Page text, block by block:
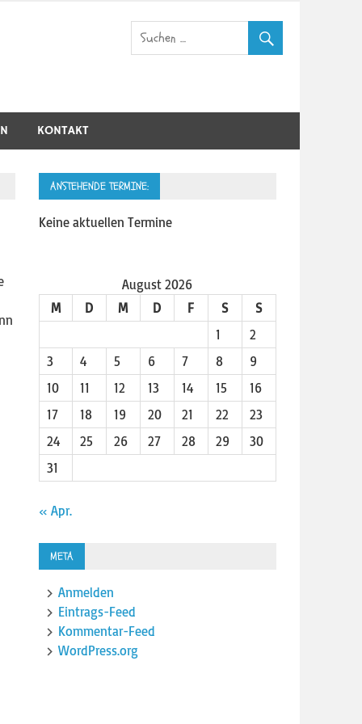
KONTAKT
ANSTEHENDE TERMINE:
Keine aktuellen Termine
August 2026
M
D M D F S
S
1
2
3
4 5 6 7 8
9
10
11 12 13 14 15
16
17
18 19 20 21 22
23
24
25 26 27 28 29
30
31
« Apr.
META
Anmelden
Eintrags-Feed
Kommentar-Feed
WordPress.org